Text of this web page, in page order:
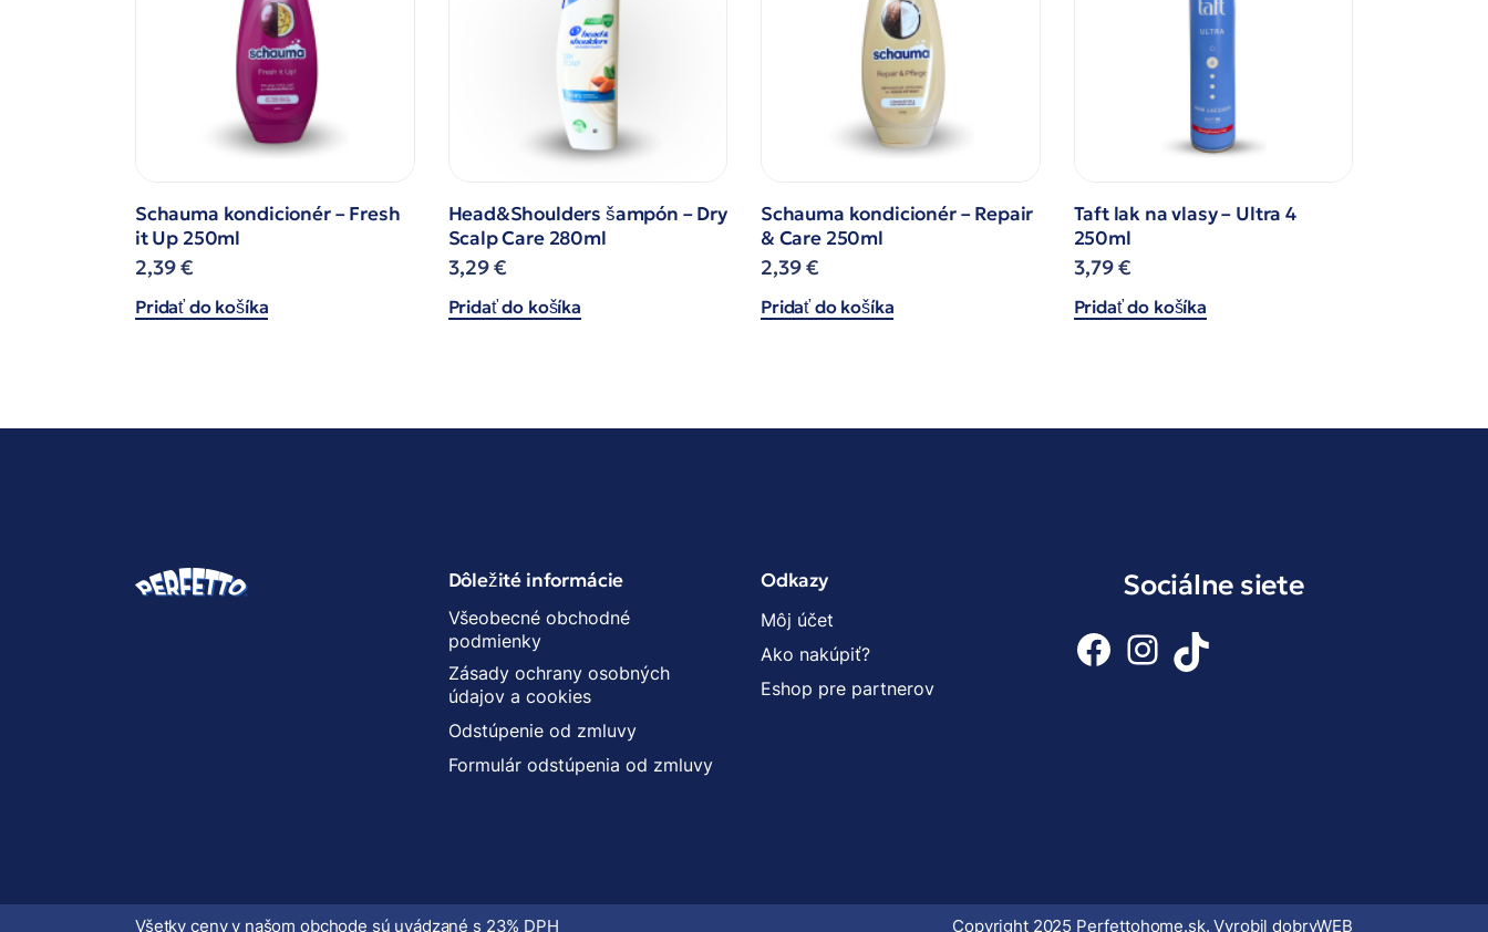
Schauma kondicionér – Fresh
it Up 250ml
2,39€
Pridať do košíka
Head&Shoulders šampón – Dry
Scalp Care 280ml
3,29€
Pridať do košíka
Schauma kondicionér – Repair
& Care 250ml
2,39€
Pridať do košíka
Taft lak na vlasy – Ultra 4
250ml
3,79€
Pridať do košíka
Dôležité informácie
Všeobecné obchodné
podmienky
Zásady ochrany osobných
údajov a cookies
Odstúpenie od zmluvy
Formulár odstúpenia od zmluvy
Odkazy
Môj účet
Ako nakúpiť?
Eshop pre partnerov
Sociálne siete
Facebook
Instagram
TikTok
Všetky ceny v našom obchode sú uvádzané s 23% DPH Copyright 2025 Perfettohome.sk. VyrobildobryWEB